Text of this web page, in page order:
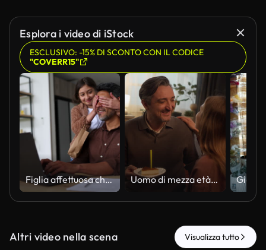
Esplora i video di iStock
ESCLUSIVO: -15% DI SCONTO CON IL CODICE
"COVERR15"
Figlia affettuosa che sorprende suo padre mentre lavora da casa con un regalo per la festa del papà Uomo di mezza età che soffia una candela sulla torta di compleanno e bacia una donna
Altri video nella scena Visualizza tutto